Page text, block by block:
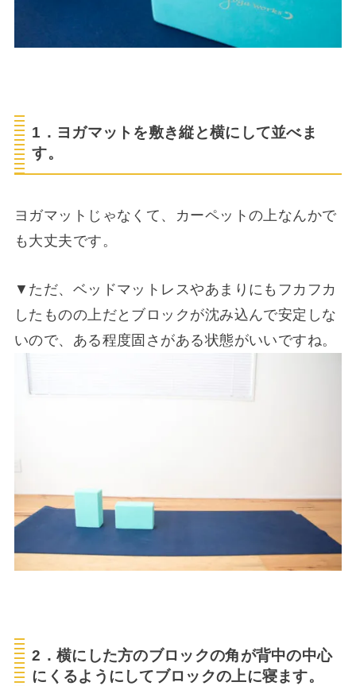
1．ヨガマットを敷き縦と横にして並べま
す。
ヨガマットじゃなくて、カーペットの上なんかで
も大丈夫です。
▼ただ、ベッドマットレスやあまりにもフカフカ
したものの上だとブロックが沈み込んで安定しな
いので、ある程度固さがある状態がいいですね。
2．横にした方のブロックの角が背中の中心
にくるようにしてブロックの上に寝ます。